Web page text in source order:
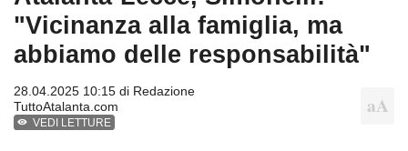
"Vicinanza alla famiglia, ma
abbiamo delle responsabilità"
28.04.2025 10:15 di Redazione
TuttoAtalanta.com
VEDI LETTURE